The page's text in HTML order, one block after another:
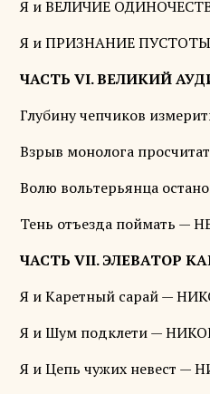
Я и ВЕЛИЧИЕ
Я и ПРИЗНАНИЕ
ЧАСТЬ VI. ВЕЛИКИЙ
Глубину чепчиков
Взрыв монолога
Волю вольтерьянца
Тень отъезда поймать —
ЧАСТЬ VII. ЭЛЕВАТОР
Я и Каретный сарай —
Я и Шум подклети —
Я и Цепь чужих невест —